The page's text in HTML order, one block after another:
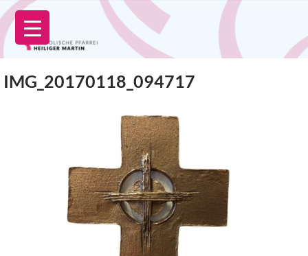
Zum
Inhalt
springen
IMG_20170118_094717